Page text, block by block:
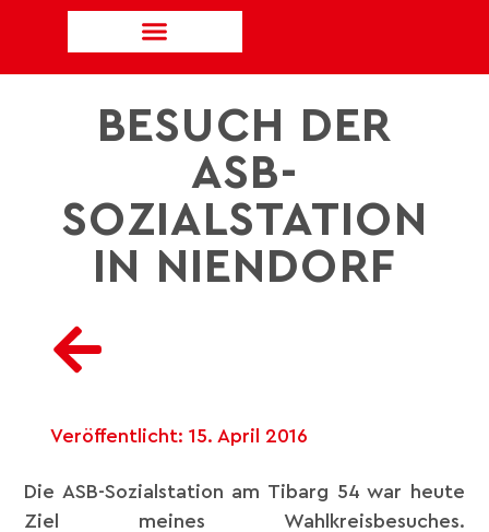
BESUCH DER
ASB-
SOZIALSTATION
IN NIENDORF
Veröffentlicht: 15. April 2016
Die ASB-Sozialstation am Tibarg 54 war heute
Ziel meines Wahlkreisbesuches.